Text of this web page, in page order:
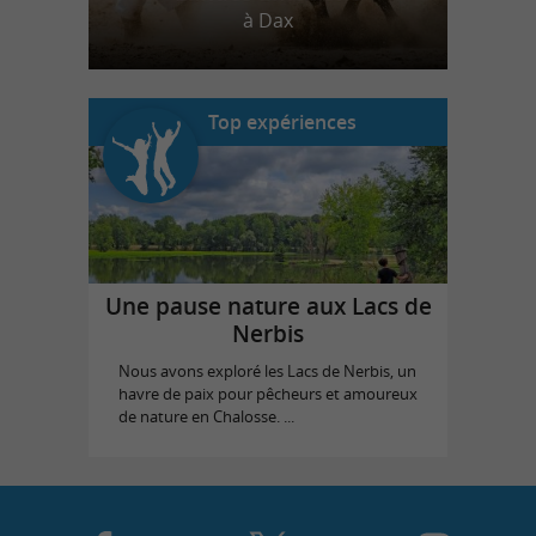
à Dax
Top expériences
Une pause nature aux Lacs de
Nerbis
Nous avons exploré les Lacs de Nerbis, un
havre de paix pour pêcheurs et amoureux
de nature en Chalosse. ...